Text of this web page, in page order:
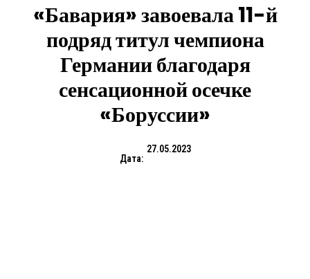
«Бавария» завоевала 11-й
подряд титул чемпиона
Германии благодаря
сенсационной осечке
«Боруссии»
Дата:
27.05.2023